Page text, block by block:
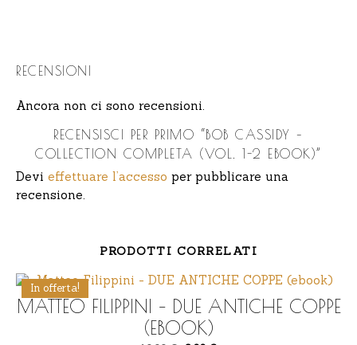
RECENSIONI
Ancora non ci sono recensioni.
RECENSISCI PER PRIMO “BOB CASSIDY –
COLLECTION COMPLETA (VOL. 1-2 EBOOK)”
Devi effettuare l’accesso per pubblicare una
recensione.
PRODOTTI CORRELATI
In offerta!
MATTEO FILIPPINI – DUE ANTICHE COPPE
(EBOOK)